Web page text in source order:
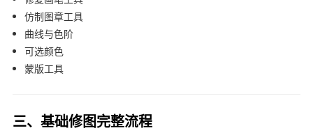
仿制图章工具
曲线与色阶
可选颜色
蒙版工具
三、基础修图完整流程